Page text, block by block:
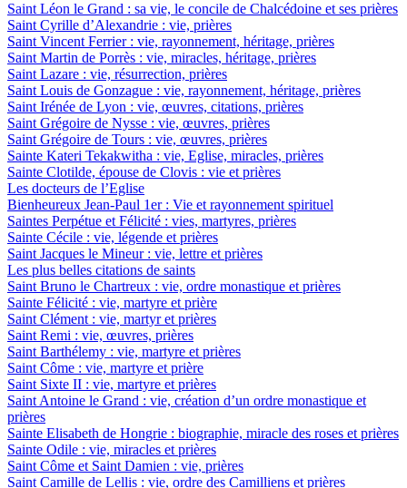
Saint Léon le Grand : sa vie, le concile de Chalcédoine et ses prières
Saint Cyrille d’Alexandrie : vie, prières
Saint Vincent Ferrier : vie, rayonnement, héritage, prières
Saint Martin de Porrès : vie, miracles, héritage, prières
Saint Lazare : vie, résurrection, prières
Saint Louis de Gonzague : vie, rayonnement, héritage, prières
Saint Irénée de Lyon : vie, œuvres, citations, prières
Saint Grégoire de Nysse : vie, œuvres, prières
Saint Grégoire de Tours : vie, œuvres, prières
Sainte Kateri Tekakwitha : vie, Eglise, miracles, prières
Sainte Clotilde, épouse de Clovis : vie et prières
Les docteurs de l’Eglise
Bienheureux Jean-Paul 1er : Vie et rayonnement spirituel
Saintes Perpétue et Félicité : vies, martyres, prières
Sainte Cécile : vie, légende et prières
Saint Jacques le Mineur : vie, lettre et prières
Les plus belles citations de saints
Saint Bruno le Chartreux : vie, ordre monastique et prières
Sainte Félicité : vie, martyre et prière
Saint Clément : vie, martyr et prières
Saint Remi : vie, œuvres, prières
Saint Barthélemy : vie, martyre et prières
Saint Côme : vie, martyre et prière
Saint Sixte II : vie, martyre et prières
Saint Antoine le Grand : vie, création d’un ordre monastique et
prières
Sainte Elisabeth de Hongrie : biographie, miracle des roses et prières
Sainte Odile : vie, miracles et prières
Saint Côme et Saint Damien : vie, prières
Saint Camille de Lellis : vie, ordre des Camilliens et prières